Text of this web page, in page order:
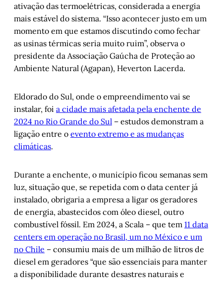
ativação das termoelétricas, considerada a energia
mais estável do sistema. “Isso acontecer justo em um
momento em que estamos discutindo como fechar
as usinas térmicas seria muito ruim”, observa o
presidente da Associação Gaúcha de Proteção ao
Ambiente Natural (Agapan), Heverton Lacerda.
Eldorado do Sul, onde o empreendimento vai se
instalar, foi a cidade mais afetada pela enchente de
2024 no Rio Grande do Sul – estudos demonstram a
ligação entre o evento extremo e as mudanças
climáticas.
Durante a enchente, o município ficou semanas sem
luz, situação que, se repetida com o data center já
instalado, obrigaria a empresa a ligar os geradores
de energia, abastecidos com óleo diesel, outro
combustível fóssil. Em 2024, a Scala – que tem 11 data
centers em operação no Brasil, um no México e um
no Chile – consumiu mais de um milhão de litros de
diesel em geradores “que são essenciais para manter
a disponibilidade durante desastres naturais e